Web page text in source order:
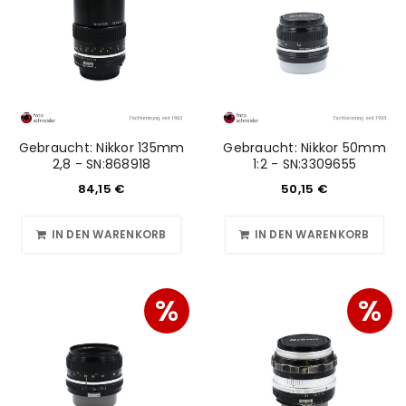
Please select all the ways you would like to hear from
Ich stimme zu
Ja, ich möchte ein Kundenkonto eröffnen und
akzeptiere die
Datenschutzerklärung *
REGISTRIEREN
Gebraucht: Nikkor 135mm
2,8 - SN:868918
84,15 €
IN DEN WARENKORB
Gebraucht: Nikkor 50mm
1:2 - SN:3309655
50,15 €
IN DEN WARENKORB
% %